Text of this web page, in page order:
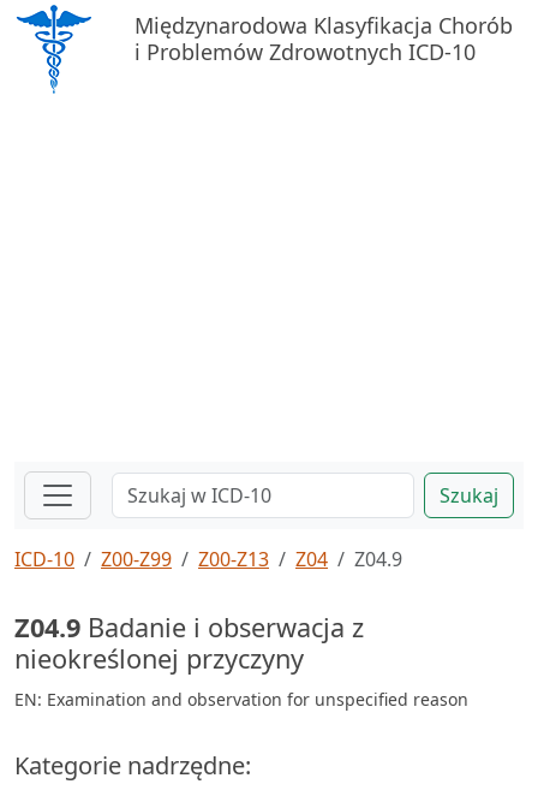
Międzynarodowa Klasyfikacja Chorób
i Problemów Zdrowotnych ICD-10
Szukaj
ICD-10 Z00-Z99 Z00-Z13 Z04 Z04.9
Z04.9 Badanie i obserwacja z
nieokreślonej przyczyny
EN: Examination and observation for unspecified reason
Kategorie nadrzędne: